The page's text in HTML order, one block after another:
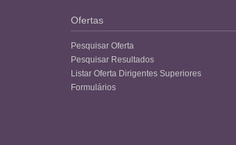
Ofertas
Pesquisar Oferta
Pesquisar Resultados
Listar Oferta Dirigentes Superiores
Formulários